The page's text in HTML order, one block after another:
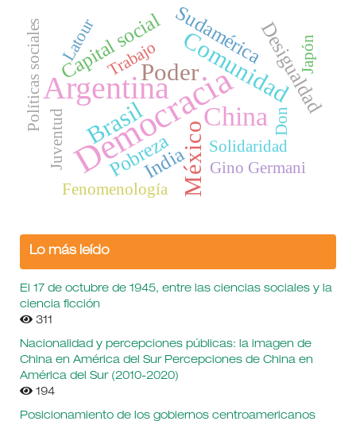
Democracia
Argentina
China
Comunidad
México
Brasil
Poder Desigualdad
Pobreza
Capital social
India
Sudamérica
Don
Japón
Solidaridad
Políticas sociales Trabajo
Latour
Gino Germani
Fenomenología
Juventud
Lo más leído
El 17 de octubre de 1945, entre las ciencias sociales y la
ciencia ficción
311
Nacionalidad y percepciones públicas: la imagen de
China en América del Sur Percepciones de China en
América del Sur (2010-2020)
194
Posicionamiento de los gobiernos centroamericanos